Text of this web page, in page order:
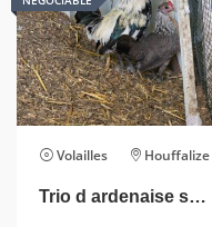
Volailles Houffalize
Trio d ardenaise saumonée naine